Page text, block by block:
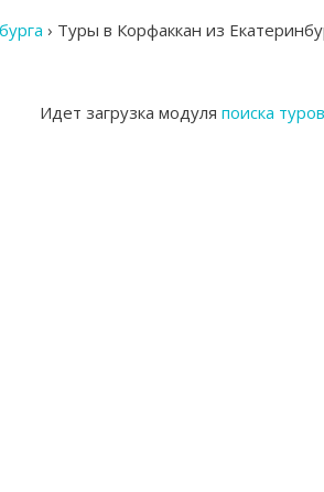
› Туры в Корфаккан из
Идет загрузка модуля поиска туров